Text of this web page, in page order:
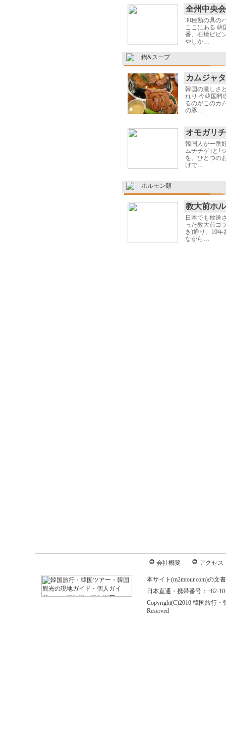
全州中央
30種類の具の
ここにある 韓
番、石焼ビビ
やしか…
鍋&スープ
カムジャ
韓国の激しさ
れり 今韓国料
るのがこのカ
の豚…
オモガリ
韓国人が一番
ムチチゲ｣と｢
を、ひとつの
けで…
ホルモン類
教大前ホ
日本でも放送
った教大前コ
き)通り。10
ながら…
会社概要 アクセス
本サイト(m2mtour.com)の文
日本直通・携帯番号：+82-
Copyright(C)2010 韓国旅行
Reserved